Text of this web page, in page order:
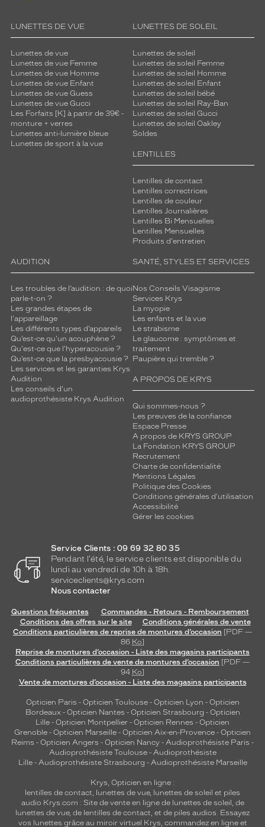
LUNETTES DE VUE
Lunettes de vue
Lunettes de vue Femme
Lunettes de vue Homme
Lunettes de vue Enfant
Lunettes de vue Guess
Lunettes de vue Gucci
Les Forfaits [K] à partir de 39€ -
monture + verres
Lunettes anti-lumière bleue
Lunettes de sport à la vue
LUNETTES DE SOLEIL
Lunettes de soleil
Lunettes de soleil Femme
Lunettes de soleil Homme
Lunettes de soleil Enfant
Lunettes de soleil bébé
Lunettes de soleil Ray-Ban
Lunettes de soleil Gucci
Lunettes de soleil Oakley
Soldes
LENTILLES
Lentilles de contact
Lentilles correctrices
Lentilles de couleur
Lentilles Journalières
Lentilles Bi Mensuelles
Lentilles Mensuelles
Produits d'entretien
AUDITION
Les troubles de l’audition : de quoi
parle-t-on ?
Les grandes étapes de
l'appareillage
Les différents types d’appareils
Qu’est-ce qu'un acouphène ?
Qu'est-ce que l'hyperacousie ?
Qu’est-ce que la presbyacousie ?
Les services et les garanties Krys
Audition
Les conseils d'un
audioprothésiste Krys Audition
SANTÉ, STYLES ET SERVICES
Nos Conseils Visagisme
Services Krys
La myopie
Les enfants et la vue
Le strabisme
Le glaucome : symptômes et
traitement
Paupière qui tremble ?
A PROPOS DE KRYS
Qui sommes-nous ?
Les preuves de la confiance
Espace Presse
A propos de KRYS GROUP
La Fondation KRYS GROUP
Recrutement
Charte de confidentialité
Mentions Légales
Politique des Cookies
Conditions générales d'utilisation
Accessibilité
Gérer les cookies
Service Clients : 09 69 32 80 35
Pendant l'été, le service clients est disponible du
lundi au vendredi de 10h à 18h.
serviceclients@krys.com
Nous contacter
Questions fréquentes
Commandes - Retours - Remboursement
Conditions des offres sur le site
Conditions générales de vente
Conditions particulières de reprise de montures d’occasion [PDF —
86 Ko]
Reprise de montures d’occasion - Liste des magasins participants
Conditions particulières de vente de montures d’occasion [PDF —
94 Ko]
Vente de montures d’occasion - Liste des magasins participants
Opticien Paris - Opticien Toulouse- Opticien Lyon - Opticien
Bordeaux- Opticien Nantes - Opticien Strasbourg - Opticien
Lille - Opticien Montpellier - Opticien Rennes - Opticien
Grenoble - Opticien Marseille - Opticien Aix-en-Provence - Opticien
Reims - Opticien Angers - Opticien Nancy - Audioprothésiste Paris -
Audioprothésiste Toulouse- Audioprothésiste
Lille- Audioprothésiste Strasbourg - Audioprothésiste Marseille
Krys, Opticien en ligne :
lentilles de contact, lunettes de vue, lunettes de soleil et piles
audio Krys.com : Site de vente en ligne de lunettes de soleil, de
lunettes de vue, de lentilles de contact, et de piles audios. Essayez
vos lunettes grâce au miroir virtuel Krys, commandez en ligne et